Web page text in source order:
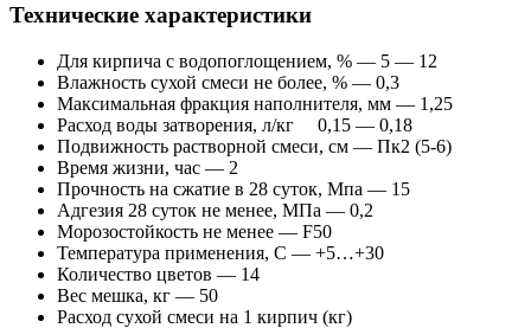
Технические характеристики
Для кирпича с водопоглощением, % — 5 — 12
Влажность сухой смеси не более, % — 0,3
Максимальная фракция наполнителя, мм — 1,25
Расход воды затворения, л/кг 0,15 — 0,18
Подвижность растворной смеси, см — Пк2 (5-6)
Время жизни, час — 2
Прочность на сжатие в 28 суток, Мпа — 15
Адгезия 28 суток не менее, МПа — 0,2
Морозостойкость не менее — F50
Температура применения, С — +5…+30
Количество цветов — 14
Вес мешка, кг — 50
Расход сухой смеси на 1 кирпич (кг)